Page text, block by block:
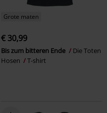
Grote maten
€ 30,99
Bis zum bitteren Ende
Die Toten
Hosen
T-shirt